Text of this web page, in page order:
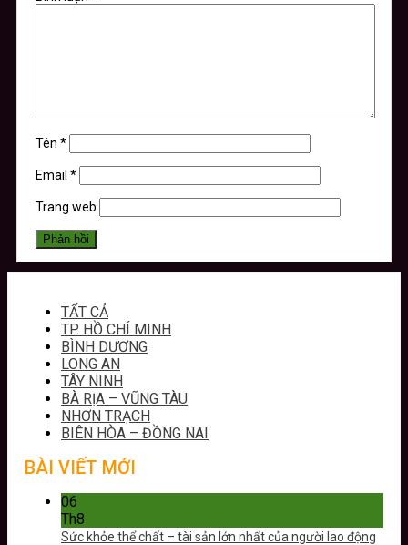
Tên *
Email *
Trang web
TẤT CẢ
TP. HỒ CHÍ MINH
BÌNH DƯƠNG
LONG AN
TÂY NINH
BÀ RỊA – VŨNG TÀU
NHƠN TRẠCH
BIÊN HÒA – ĐỒNG NAI
BÀI VIẾT MỚI
06
Th8
Sức khỏe thể chất – tài sản lớn nhất của người lao động